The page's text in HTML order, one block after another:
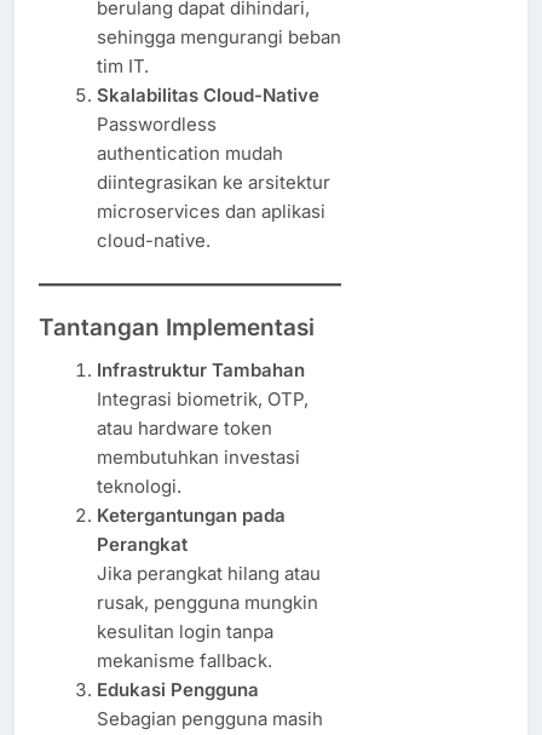
berulang dapat dihindari,
sehingga mengurangi beban
tim IT.
Skalabilitas Cloud-Native
Passwordless
authentication mudah
diintegrasikan ke arsitektur
microservices dan aplikasi
cloud-native.
Tantangan Implementasi
Infrastruktur Tambahan
Integrasi biometrik, OTP,
atau hardware token
membutuhkan investasi
teknologi.
Ketergantungan pada
Perangkat
Jika perangkat hilang atau
rusak, pengguna mungkin
kesulitan login tanpa
mekanisme fallback.
Edukasi Pengguna
Sebagian pengguna masih